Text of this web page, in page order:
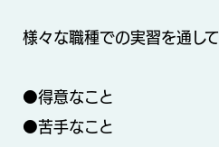
様々な職種での実習を通して
●得意なこと
●苦手なこと